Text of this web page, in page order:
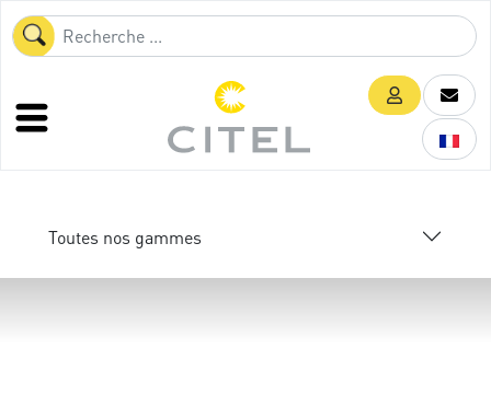
Toutes nos gammes